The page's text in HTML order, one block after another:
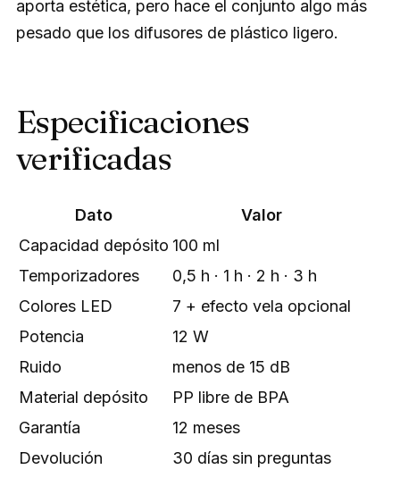
aporta estética, pero hace el conjunto algo más
pesado que los difusores de plástico ligero.
Especificaciones
verificadas
Dato
Valor
Capacidad depósito 100 ml
Temporizadores
0,5 h · 1 h · 2 h · 3 h
Colores LED
7 + efecto vela opcional
Potencia
12 W
Ruido
menos de 15 dB
Material depósito
PP libre de BPA
Garantía
12 meses
Devolución
30 días sin preguntas